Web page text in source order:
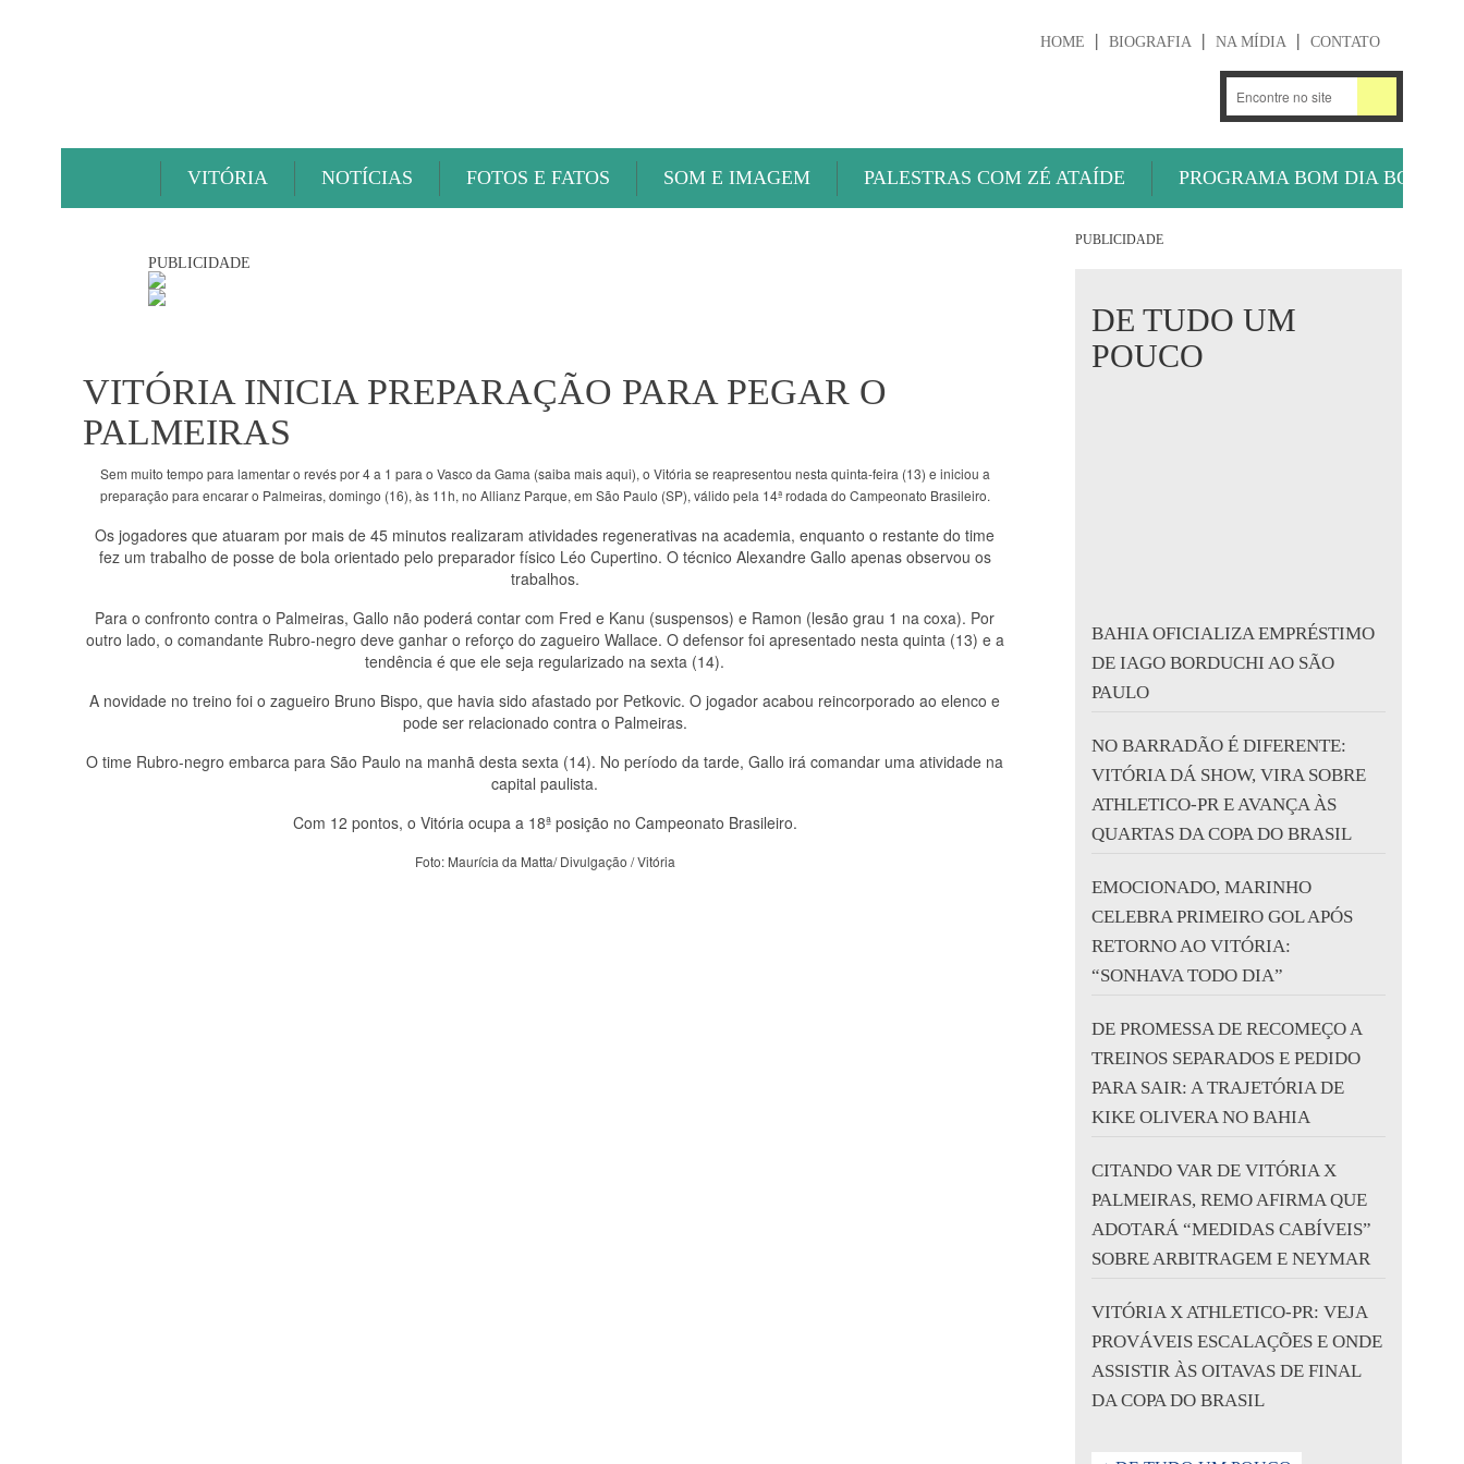
HOME BIOGRAFIA NA MÍDIA CONTATO
VITÓRIA NOTÍCIAS FOTOS E FATOS SOM E IMAGEM PALESTRAS COM ZÉ ATAÍDE PROGRAMA BOM DIA BOLA
PUBLICIDADE
VITÓRIA INICIA PREPARAÇÃO PARA PEGAR O
PALMEIRAS
Sem muito tempo para lamentar o revés por 4 a 1 para o Vasco da Gama (saiba mais aqui), o Vitória se reapresentou nesta quinta-feira (13) e iniciou a
preparação para encarar o Palmeiras, domingo (16), às 11h, no Allianz Parque, em São Paulo (SP), válido pela 14ª rodada do Campeonato Brasileiro.
Os jogadores que atuaram por mais de 45 minutos realizaram atividades regenerativas na academia, enquanto o restante do time
fez um trabalho de posse de bola orientado pelo preparador físico Léo Cupertino. O técnico Alexandre Gallo apenas observou os
trabalhos.
Para o confronto contra o Palmeiras, Gallo não poderá contar com Fred e Kanu (suspensos) e Ramon (lesão grau 1 na coxa). Por
outro lado, o comandante Rubro-negro deve ganhar o reforço do zagueiro Wallace. O defensor foi apresentado nesta quinta (13) e a
tendência é que ele seja regularizado na sexta (14).
A novidade no treino foi o zagueiro Bruno Bispo, que havia sido afastado por Petkovic. O jogador acabou reincorporado ao elenco e
pode ser relacionado contra o Palmeiras.
O time Rubro-negro embarca para São Paulo na manhã desta sexta (14). No período da tarde, Gallo irá comandar uma atividade na
capital paulista.
Com 12 pontos, o Vitória ocupa a 18ª posição no Campeonato Brasileiro.
Foto: Maurícia da Matta/ Divulgação / Vitória
PUBLICIDADE
DE TUDO UM
POUCO
BAHIA OFICIALIZA EMPRÉSTIMO
DE IAGO BORDUCHI AO SÃO
PAULO
NO BARRADÃO É DIFERENTE:
VITÓRIA DÁ SHOW, VIRA SOBRE
ATHLETICO-PR E AVANÇA ÀS
QUARTAS DA COPA DO BRASIL
EMOCIONADO, MARINHO
CELEBRA PRIMEIRO GOL APÓS
RETORNO AO VITÓRIA:
“SONHAVA TODO DIA”
DE PROMESSA DE RECOMEÇO A
TREINOS SEPARADOS E PEDIDO
PARA SAIR: A TRAJETÓRIA DE
KIKE OLIVERA NO BAHIA
CITANDO VAR DE VITÓRIA X
PALMEIRAS, REMO AFIRMA QUE
ADOTARÁ “MEDIDAS CABÍVEIS”
SOBRE ARBITRAGEM E NEYMAR
VITÓRIA X ATHLETICO-PR: VEJA
PROVÁVEIS ESCALAÇÕES E ONDE
ASSISTIR ÀS OITAVAS DE FINAL
DA COPA DO BRASIL